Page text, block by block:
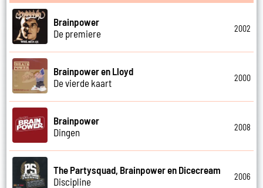
Brainpower
De premiere
2002
Brainpower en Lloyd
De vierde kaart
2000
Brainpower
Dingen
2008
The Partysquad, Brainpower en Dicecream
Discipline
2006